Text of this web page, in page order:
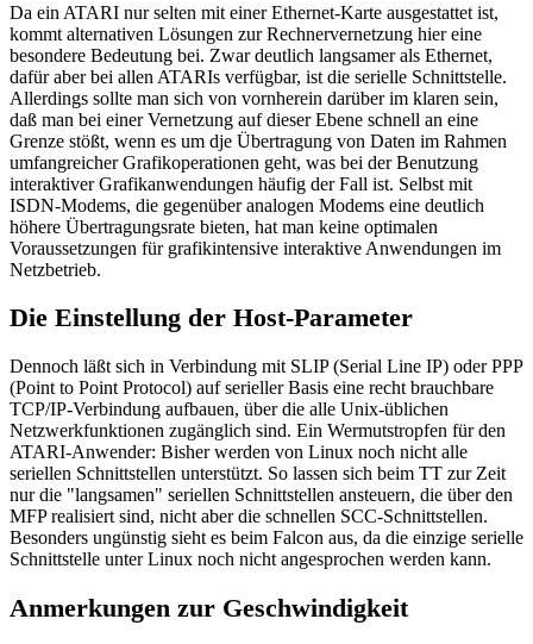
Da ein ATARI nur selten mit einer Ethernet-Karte ausgestattet ist,
kommt alternativen Lösungen zur Rechnervernetzung hier eine
besondere Bedeutung bei. Zwar deutlich langsamer als Ethernet,
dafür aber bei allen ATARIs verfügbar, ist die serielle Schnittstelle.
Allerdings sollte man sich von vornherein darüber im klaren sein,
daß man bei einer Vernetzung auf dieser Ebene schnell an eine
Grenze stößt, wenn es um dje Übertragung von Daten im Rahmen
umfangreicher Grafikoperationen geht, was bei der Benutzung
interaktiver Grafikanwendungen häufig der Fall ist. Selbst mit
ISDN-Modems, die gegenüber analogen Modems eine deutlich
höhere Übertragungsrate bieten, hat man keine optimalen
Voraussetzungen für grafikintensive interaktive Anwendungen im
Netzbetrieb.
Die Einstellung der Host-Parameter
Dennoch läßt sich in Verbindung mit SLIP (Serial Line IP) oder PPP
(Point to Point Protocol) auf serieller Basis eine recht brauchbare
TCP/IP-Verbindung aufbauen, über die alle Unix-üblichen
Netzwerkfunktionen zugänglich sind. Ein Wermutstropfen für den
ATARI-Anwender: Bisher werden von Linux noch nicht alle
seriellen Schnittstellen unterstützt. So lassen sich beim TT zur Zeit
nur die "langsamen" seriellen Schnittstellen ansteuern, die über den
MFP realisiert sind, nicht aber die schnellen SCC-Schnittstellen.
Besonders ungünstig sieht es beim Falcon aus, da die einzige serielle
Schnittstelle unter Linux noch nicht angesprochen werden kann.
Anmerkungen zur Geschwindigkeit